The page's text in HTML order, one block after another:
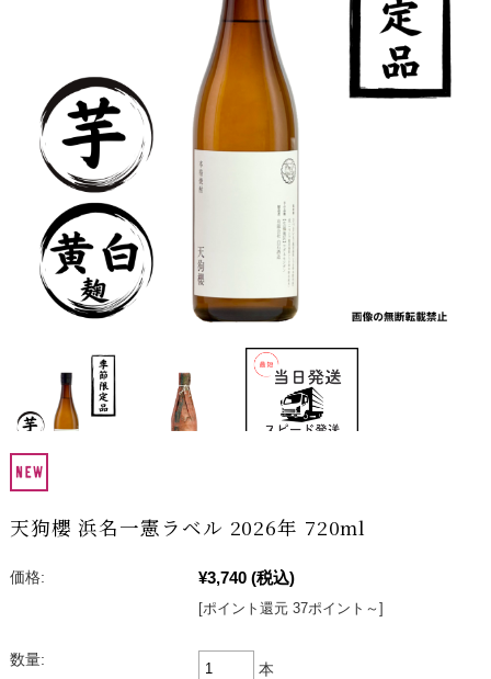
天狗櫻 浜名一憲ラベル 2026年 720ml
価格: ¥3,740 (税込)
[ポイント還元 37ポイント～]
数量:
本